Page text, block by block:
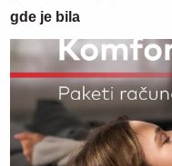
gde je bila